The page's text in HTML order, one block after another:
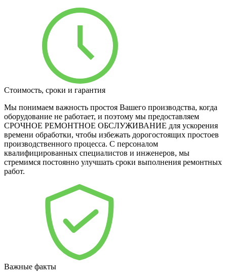
Стоимость, сроки и гарантия
Мы понимаем важность простоя Вашего производства, когда
оборудование не работает, и поэтому мы предоставляем
СРОЧНОЕ РЕМОНТНОЕ ОБСЛУЖИВАНИЕ для ускорения
времени обработки, чтобы избежать дорогостоящих простоев
производственного процесса. С персоналом
квалифицированных специалистов и инженеров, мы
стремимся постоянно улучшать сроки выполнения ремонтных
работ.
Важные факты